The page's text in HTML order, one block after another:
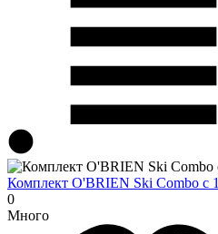
Комплект O'BRIEN Ski Combo с
0
Много